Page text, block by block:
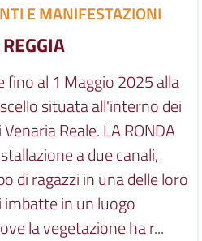
E MANIFESTAZIONI
fino al 1 Maggio 2025 alla
situata all'interno dei
Reale. LA RONDA
a due canali,
di ragazzi in una delle loro
imbatte in un luogo
la vegetazione ha r...